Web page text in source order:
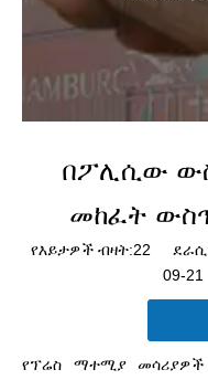
በፖሊሲው
መከፈት
የእይታዎች ብዛት:22
09-
የፕሬስ ማተሚያ